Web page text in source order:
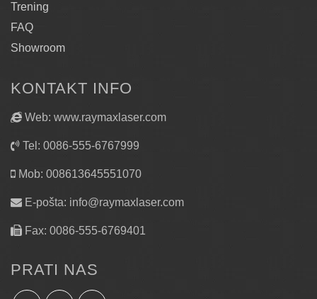
Trening
FAQ
Showroom
KONTAKT INFO
Web: www.raymaxlaser.com
Tel: 0086-555-6767999
Mob: 008613645551070
E-pošta: info@raymaxlaser.com
Fax: 0086-555-6769401
PRATI NAS